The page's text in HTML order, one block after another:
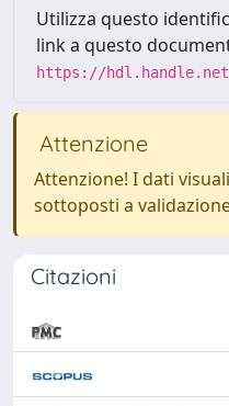
Utilizza questo
link a questo
https://hdl.handle.net/
Attenzione
Attenzione! I dati
sottoposti a
Citazioni